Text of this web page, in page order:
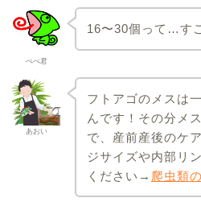
ぺぺ君
16〜30個って…す
あおい
フトアゴのメスは
んです！その分メ
で、産前産後のケ
ジサイズや内部リ
ください→ 爬虫類